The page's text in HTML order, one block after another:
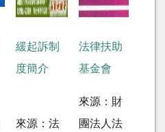
緩起訴制
度簡介
法律扶助
基金會
來源：法
來源：財
團法人法